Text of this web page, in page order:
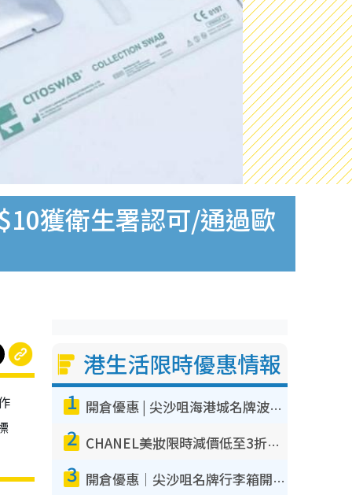
獲衛生署認可/通過歐
港生活限時優惠情報
1 開倉優惠 | 尖沙咀海港城名牌波鞋開倉低至1折！On鞋$899起／Joy&Peace鞋履$98起
2 CHANEL美妝限時減價低至3折！人氣粉底/唇膏/精華液低至$275！COCO香水都有平
3 開倉優惠｜尖沙咀名牌行李箱開倉低至4折！一連5日 American Tourister/ace./Hallmark $200起！